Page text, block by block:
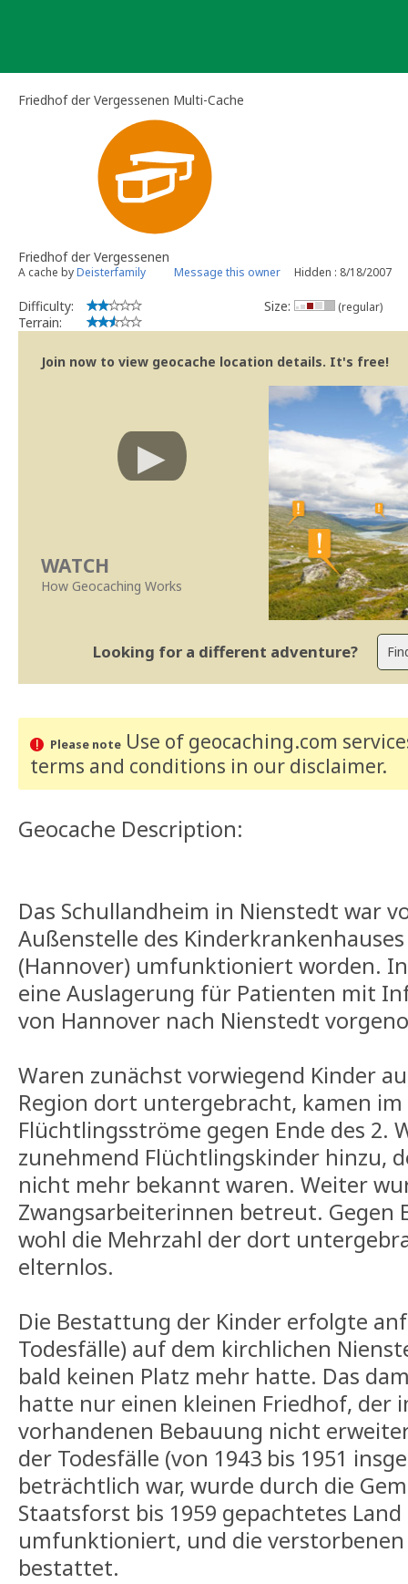
Friedhof der Vergessenen Multi-Cache
Friedhof der Vergessenen
A cache byDeisterfamily Message this owner Hidden : 8/18/2007
Difficulty:
Terrain:
Size: (regular)
Join now to view geocache location details. It's free!
WATCH
How Geocaching Works
Looking for a different adventure?
Please noteUse of geocaching.com
terms and conditions in our disclaimer.
Geocache Description:
Das Schullandheim in Nienstedt war
Außenstelle des
(Hannover) umfunktioniert worden.
eine Auslagerung für Patienten mit
von Hannover nach Nienstedt
Waren zunächst vorwiegend Kinder
Region dort untergebracht, kamen im
Flüchtlingsströme gegen Ende des 2.
zunehmend Flüchtlingskinder hinzu,
nicht mehr bekannt waren. Weiter
Zwangsarbeiterinnen betreut. Gegen
wohl die Mehrzahl der dort
elternlos.
Die Bestattung der Kinder erfolgte
Todesfälle) auf dem kirchlichen
bald keinen Platz mehr hatte. Das
hatte nur einen kleinen Friedhof, der
vorhandenen Bebauung nicht
der Todesfälle (von 1943 bis 1951
beträchtlich war, wurde durch die
Staatsforst bis 1959 gepachtetes
umfunktioniert, und die
bestattet.